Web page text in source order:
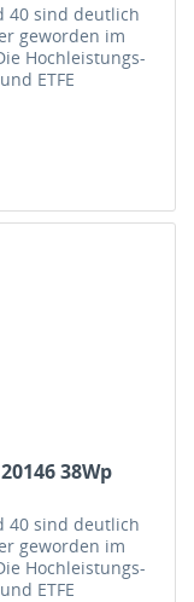
40 sind deutlich
geworden im
Hochleistungs-
ETFE
38Wp
40 sind deutlich
geworden im
Hochleistungs-
ETFE